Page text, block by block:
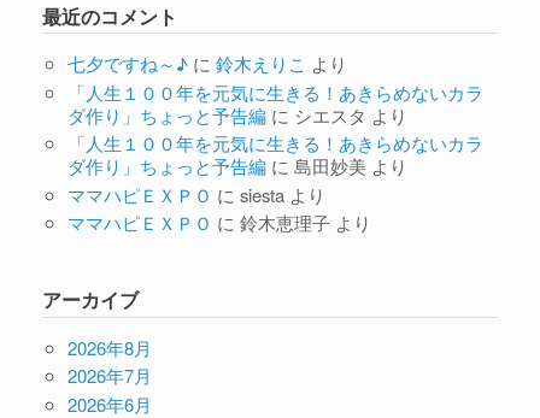
最近のコメント
七夕ですね～♪に 鈴木えりこ より
「人生１００年を元気に生きる！あきらめないカラ
ダ作り」ちょっと予告編に シエスタ より
「人生１００年を元気に生きる！あきらめないカラ
ダ作り」ちょっと予告編に 島田妙美 より
ママハピＥＸＰＯ に siestaより
ママハピＥＸＰＯ に 鈴木恵理子より
アーカイブ
2026年8月
2026年7月
2026年6月